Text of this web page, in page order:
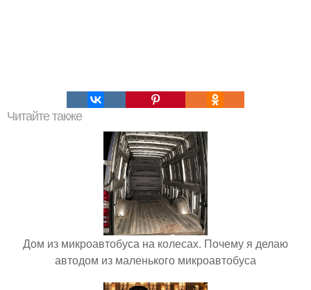
Читайте также
Дом из микроавтобуса на колесах. Почему я делаю
автодом из маленького микроавтобуса